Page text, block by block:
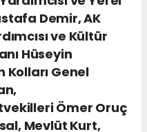
Demir, AK
ve Kültür
Hüseyin
Kolları Genel
Ömer Oruç
Mevlüt Kurt,